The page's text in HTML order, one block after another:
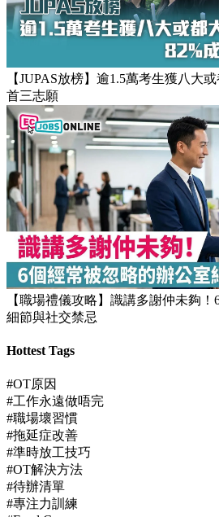
【團隊管理攻略】怎樣的上司練成怎
【JUPAS放榜】逾1.5萬考生獲八大
首三志願
【職場禮儀攻略】識講多謝仲未夠！
細節與社交禁忌